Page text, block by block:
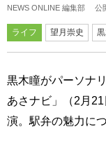
NEWS ONLINE 編集部 公
ライフ 望月崇史
黒木瞳がパーソナ
あさナビ」（2月
演。駅弁の魅力に